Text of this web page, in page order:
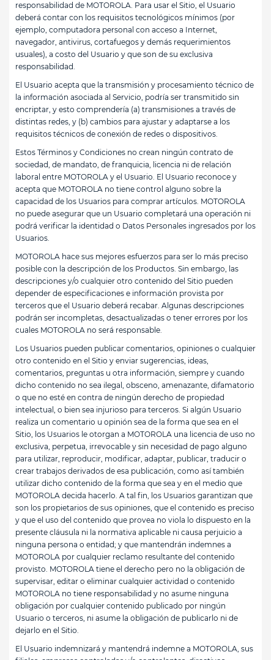
responsabilidad de MOTOROLA. Para usar el Sitio, el Usuario
deberá contar con los requisitos tecnológicos mínimos (por
ejemplo, computadora personal con acceso a Internet,
navegador, antivirus, cortafuegos y demás requerimientos
usuales), a costo del Usuario y que son de su exclusiva
responsabilidad.
El Usuario acepta que la transmisión y procesamiento técnico de
la información asociada al Servicio, podría ser transmitido sin
encriptar, y esto comprendería (a) transmisiones a través de
distintas redes, y (b) cambios para ajustar y adaptarse a los
requisitos técnicos de conexión de redes o dispositivos.
Estos Términos y Condiciones no crean ningún contrato de
sociedad, de mandato, de franquicia, licencia ni de relación
laboral entre MOTOROLA y el Usuario. El Usuario reconoce y
acepta que MOTOROLA no tiene control alguno sobre la
capacidad de los Usuarios para comprar artículos. MOTOROLA
no puede asegurar que un Usuario completará una operación ni
podrá verificar la identidad o Datos Personales ingresados por los
Usuarios.
MOTOROLA hace sus mejores esfuerzos para ser lo más preciso
posible con la descripción de los Productos. Sin embargo, las
descripciones y/o cualquier otro contenido del Sitio pueden
depender de especificaciones e información provista por
terceros que el Usuario deberá recabar. Algunas descripciones
podrán ser incompletas, desactualizadas o tener errores por los
cuales MOTOROLA no será responsable.
Los Usuarios pueden publicar comentarios, opiniones o cualquier
otro contenido en el Sitio y enviar sugerencias, ideas,
comentarios, preguntas u otra información, siempre y cuando
dicho contenido no sea ilegal, obsceno, amenazante, difamatorio
o que no esté en contra de ningún derecho de propiedad
intelectual, o bien sea injurioso para terceros. Si algún Usuario
realiza un comentario u opinión sea de la forma que sea en el
Sitio, los Usuarios le otorgan a MOTOROLA una licencia de uso no
exclusiva, perpetua, irrevocable y sin necesidad de pago alguno
para utilizar, reproducir, modificar, adaptar, publicar, traducir o
crear trabajos derivados de esa publicación, como así también
utilizar dicho contenido de la forma que sea y en el medio que
MOTOROLA decida hacerlo. A tal fin, los Usuarios garantizan que
son los propietarios de sus opiniones, que el contenido es preciso
y que el uso del contenido que provea no viola lo dispuesto en la
presente cláusula ni la normativa aplicable ni causa perjuicio a
ninguna persona o entidad; y que mantendrán indemnes a
MOTOROLA por cualquier reclamo resultante del contenido
provisto. MOTOROLA tiene el derecho pero no la obligación de
supervisar, editar o eliminar cualquier actividad o contenido
MOTOROLA no tiene responsabilidad y no asume ninguna
obligación por cualquier contenido publicado por ningún
Usuario o terceros, ni asume la obligación de publicarlo ni de
dejarlo en el Sitio.
El Usuario indemnizará y mantendrá indemne a MOTOROLA, sus